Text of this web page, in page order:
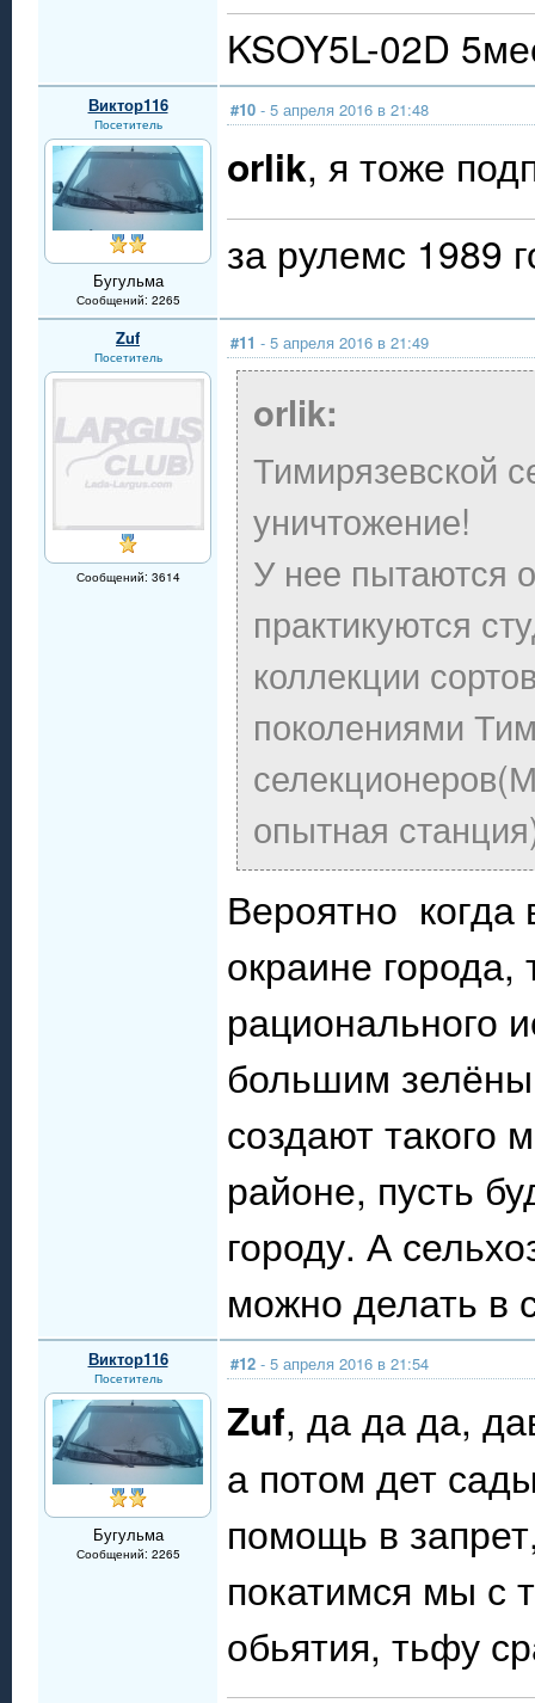
KSOY5L-02D
Виктор116
Посетитель
Бугульма
Сообщений: 2265
#10 - 5 апреля 2016 в 21:48
orlik, я тоже
за рулемс 1989
Zuf
Посетитель
Сообщений: 3614
#11 - 5 апреля 2016 в 21:49
orlik:
Тимирязевской
уничтожение!
У нее пытаются
практикуются
коллекции
поколениями
опытная
Вероятно
окраине
рационального
большим
создают такого
районе, пусть
городу. А
можно делать в
Виктор116
Посетитель
Бугульма
Сообщений: 2265
#12 - 5 апреля 2016 в 21:54
Zuf, да да да,
а потом дет
помощь в
покатимся мы с
обьятия, тьфу